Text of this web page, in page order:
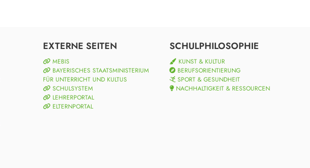
EXTERNE SEITEN
MEBIS
BAYERISCHES STAATSMINISTERIUM
FÜR UNTERRICHT UND KULTUS
SCHULSYSTEM
LEHRERPORTAL
ELTERNPORTAL
SCHULPHILOSOPHIE
KUNST & KULTUR
BERUFSORIENTIERUNG
SPORT & GESUNDHEIT
NACHHALTIGKEIT & RESSOURCEN